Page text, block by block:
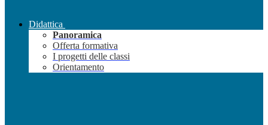
Didattica
Panoramica
Offerta formativa
I progetti delle classi
Orientamento